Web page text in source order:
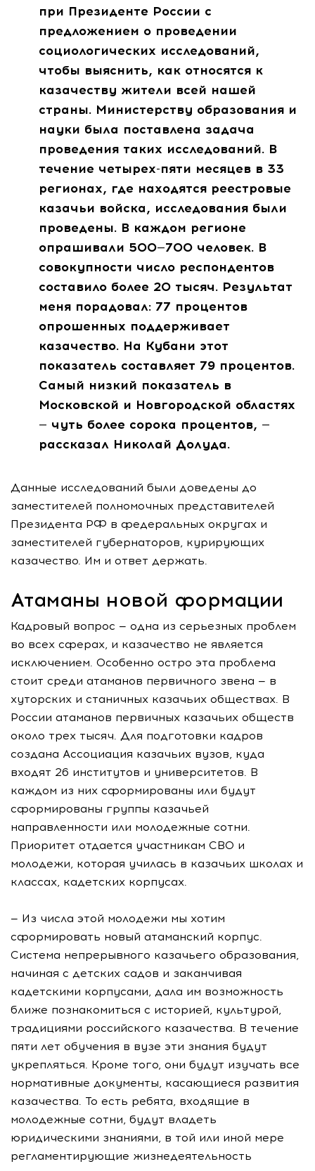
при Президенте России с
предложением о проведении
социологических исследований,
чтобы выяснить, как относятся к
казачеству жители всей нашей
страны. Министерству образования и
науки была поставлена задача
проведения таких исследований. В
течение четырех-пяти месяцев в 33
регионах, где находятся реестровые
казачьи войска, исследования были
проведены. В каждом регионе
опрашивали 500—700 человек. В
совокупности число респондентов
составило более 20 тысяч. Результат
меня порадовал: 77 процентов
опрошенных поддерживает
казачество. На Кубани этот
показатель составляет 79 процентов.
Самый низкий показатель в
Московской и Новгородской областях
— чуть более сорока процентов, —
рассказал Николай Долуда.
Данные исследований были доведены до
заместителей полномочных представителей
Президента РФ в федеральных округах и
заместителей губернаторов, курирующих
казачество. Им и ответ держать.
Атаманы новой формации
Кадровый вопрос — одна из серьезных проблем
во всех сферах, и казачество не является
исключением. Особенно остро эта проблема
стоит среди атаманов первичного звена — в
хуторских и станичных казачьих обществах. В
России атаманов первичных казачьих обществ
около трех тысяч. Для подготовки кадров
создана Ассоциация казачьих вузов, куда
входят 26 институтов и университетов. В
каждом из них сформированы или будут
сформированы группы казачьей
направленности или молодежные сотни.
Приоритет отдается участникам СВО и
молодежи, которая училась в казачьих школах и
классах, кадетских корпусах.
— Из числа этой молодежи мы хотим
сформировать новый атаманский корпус.
Система непрерывного казачьего образования,
начиная с детских садов и заканчивая
кадетскими корпусами, дала им возможность
ближе познакомиться с историей, культурой,
традициями российского казачества. В течение
пяти лет обучения в вузе эти знания будут
укрепляться. Кроме того, они будут изучать все
нормативные документы, касающиеся развития
казачества. То есть ребята, входящие в
молодежные сотни, будут владеть
юридическими знаниями, в той или иной мере
регламентирующие жизнедеятельность